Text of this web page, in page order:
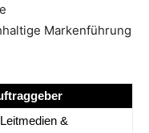
Markenführung
&